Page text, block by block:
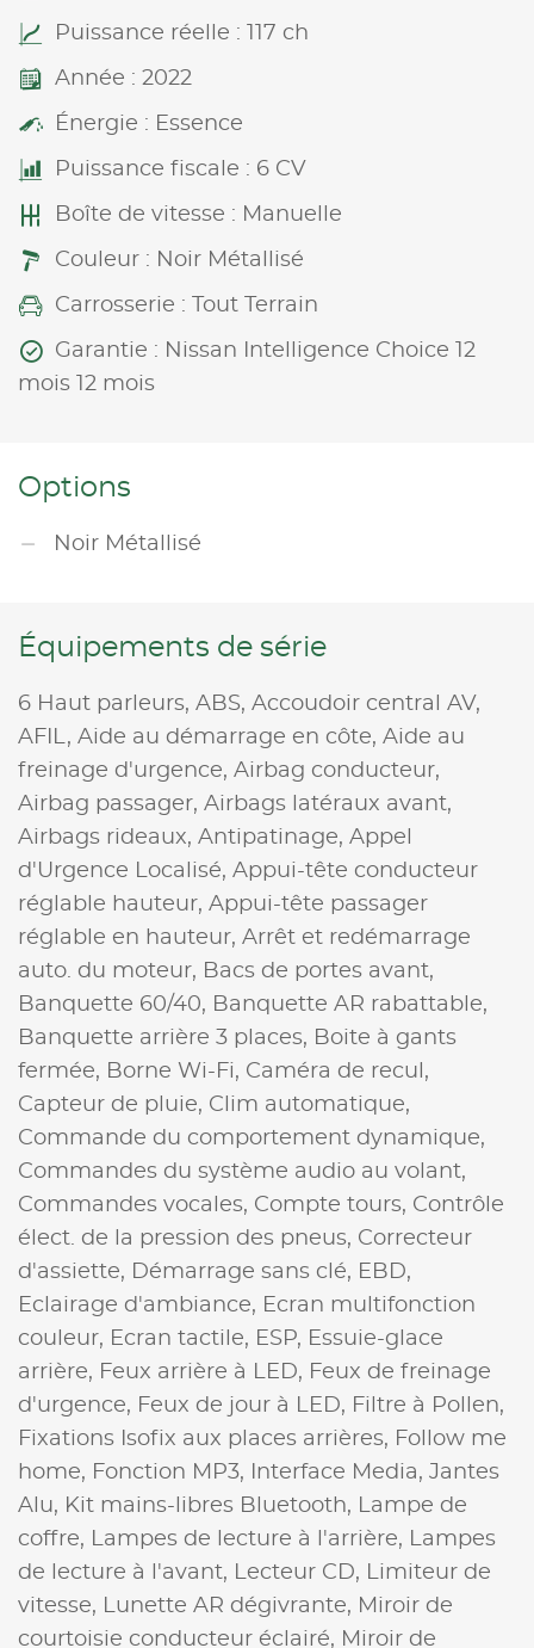
Puissance réelle : 117 ch
Année : 2022
Énergie : Essence
Puissance fiscale : 6 CV
Boîte de vitesse : Manuelle
Couleur : Noir Métallisé
Carrosserie : Tout Terrain
Garantie : Nissan Intelligence Choice 12
mois 12 mois
Options
Noir Métallisé
Équipements de série
6 Haut parleurs, ABS, Accoudoir central AV,
AFIL, Aide au démarrage en côte, Aide au
freinage d'urgence, Airbag conducteur,
Airbag passager, Airbags latéraux avant,
Airbags rideaux, Antipatinage, Appel
d'Urgence Localisé, Appui-tête conducteur
réglable hauteur, Appui-tête passager
réglable en hauteur, Arrêt et redémarrage
auto. du moteur, Bacs de portes avant,
Banquette 60/40, Banquette AR rabattable,
Banquette arrière 3 places, Boite à gants
fermée, Borne Wi-Fi, Caméra de recul,
Capteur de pluie, Clim automatique,
Commande du comportement dynamique,
Commandes du système audio au volant,
Commandes vocales, Compte tours, Contrôle
élect. de la pression des pneus, Correcteur
d'assiette, Démarrage sans clé, EBD,
Eclairage d'ambiance, Ecran multifonction
couleur, Ecran tactile, ESP, Essuie-glace
arrière, Feux arrière à LED, Feux de freinage
d'urgence, Feux de jour à LED, Filtre à Pollen,
Fixations Isofix aux places arrières, Follow me
home, Fonction MP3, Interface Media, Jantes
Alu, Kit mains-libres Bluetooth, Lampe de
coffre, Lampes de lecture à l'arrière, Lampes
de lecture à l'avant, Lecteur CD, Limiteur de
vitesse, Lunette AR dégivrante, Miroir de
courtoisie conducteur éclairé, Miroir de